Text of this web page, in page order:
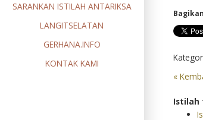
SARANKAN ISTILAH ANTARIKSA
LANGITSELATAN
GERHANA.INFO
KONTAK KAMI
«
Istilah